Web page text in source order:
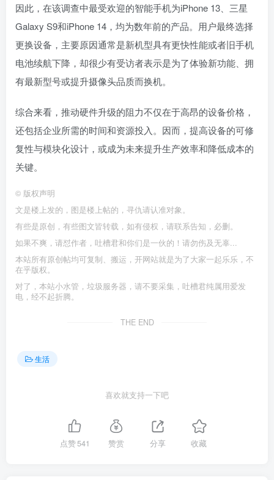
因此，在该调查中最受欢迎的智能手机为iPhone 13、三星
Galaxy S9和iPhone 14，均为数年前的产品。用户最终选择
更换设备，主要原因通常是新机型具有更快性能或者旧手机
电池续航下降，却很少有受访者表示是为了体验新功能、拥
有最新型号或提升摄像头品质而换机。
综合来看，推动硬件升级的阻力不仅在于高昂的设备价格，
还包括企业所需的时间和资源投入。因而，提高设备的可修
复性与模块化设计，或成为未来提升生产效率和降低成本的
关键。
© 版权声明
文是楼上发的，图是楼上帖的，寻仇请认准对象。
有些是原创，有些图文皆转载，如有侵权，请联系告知，必删。
如果不爽，请怼作者，吐槽君和你们是一伙的！请勿伤及无辜...
本站所有原创帖均可复制、搬运，开网站就是为了大家一起乐乐，不
在乎版权。
对了，本站小水管，垃圾服务器，请不要采集，吐槽君纯属用爱发
电，经不起折腾。
THE END
生活
喜欢就支持一下吧
点赞541 赞赏 分享 收藏